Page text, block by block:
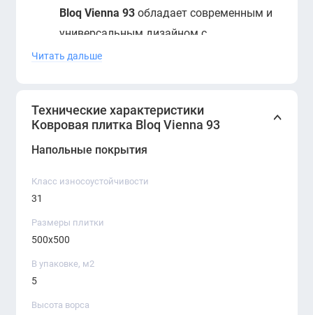
Bloq Vienna 93 обладает современным и
универсальным дизайном с
геометрическим или текстурированным
Нейтральная цветовая палитра плитки
позволяет легко сочетать ее с
различными стилями и компонентами
интерьера, будь то офис, торговая
Износостойкость и долговечность
Плитка
волокон, что делает ее чрезвычайно
Читать дальше
Технические характеристики
Ковровая плитка Bloq Vienna 93
Напольные покрытия
Класс износоустойчивости
31
Размеры плитки
500х500
В упаковке, м2
5
Высота ворса